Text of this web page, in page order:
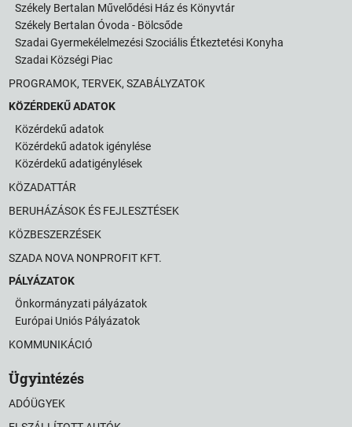
Székely Bertalan Művelődési Ház és Könyvtár
Székely Bertalan Óvoda - Bölcsőde
Szadai Gyermekélelmezési Szociális Étkeztetési Konyha
Szadai Községi Piac
PROGRAMOK, TERVEK, SZABÁLYZATOK
KÖZÉRDEKŰ ADATOK
Közérdekű adatok
Közérdekű adatok igénylése
Közérdekű adatigénylések
KÖZADATTÁR
BERUHÁZÁSOK ÉS FEJLESZTÉSEK
KÖZBESZERZÉSEK
SZADA NOVA NONPROFIT KFT.
PÁLYÁZATOK
Önkormányzati pályázatok
Európai Uniós Pályázatok
KOMMUNIKÁCIÓ
Ügyintézés
ADÓÜGYEK